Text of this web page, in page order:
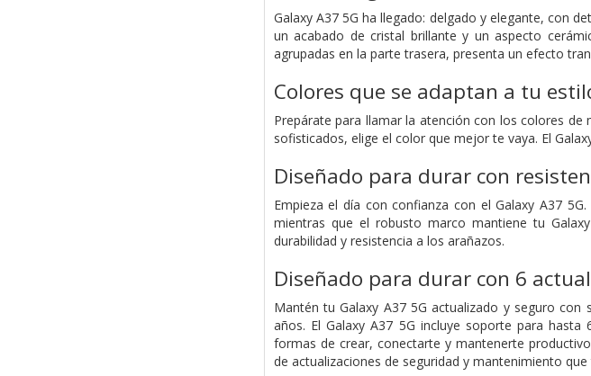
Galaxy A37 5G ha llegado: delgado y elegante, con
un acabado de cristal brillante y un aspecto
agrupadas en la parte trasera, presenta un efecto
Colores que se adaptan a tu
Prepárate para llamar la atención con los colores
sofisticados, elige el color que mejor te vaya. El
Diseñado para durar con
Empieza el día con confianza con el Galaxy A37
mientras que el robusto marco mantiene tu
durabilidad y resistencia a los arañazos.
Diseñado para durar con 6
Mantén tu Galaxy A37 5G actualizado y seguro
años. El Galaxy A37 5G incluye soporte para
formas de crear, conectarte y mantenerte
de actualizaciones de seguridad y mantenimiento